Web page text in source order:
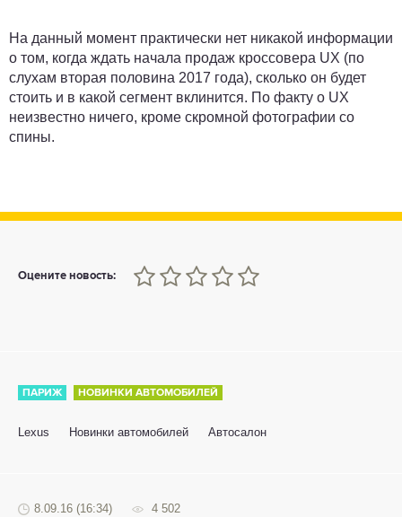
На данный момент практически нет никакой информации
о том, когда ждать начала продаж кроссовера UX (по
слухам вторая половина 2017 года), сколько он будет
стоить и в какой сегмент вклинится. По факту о UX
неизвестно ничего, кроме скромной фотографии со
спины.
Оцените новость:
0
1 2 3 4 5
ПАРИЖ НОВИНКИ АВТОМОБИЛЕЙ
Lexus Новинки автомобилей Автосалон
8.09.16 (16:34) 4 502